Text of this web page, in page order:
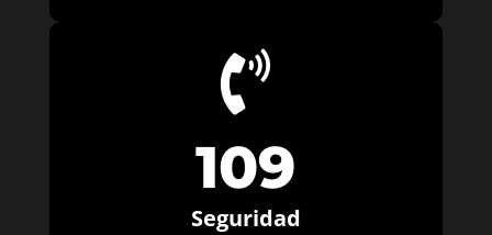

109
Seguridad